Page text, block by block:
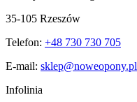
35-105 Rzeszów
Telefon: +48 730 730 705
E-mail: sklep@noweopony.pl
Infolinia